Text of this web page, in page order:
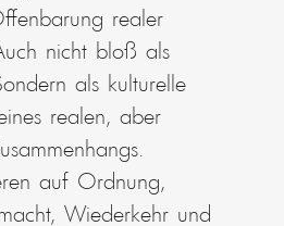
realer
nicht bloß als
als kulturelle
realen, aber
auf Ordnung,
Wiederkehr und